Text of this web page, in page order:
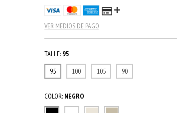
VER MEDIOS DE PAGO
TALLE: 95
95
100 105 90
COLOR: NEGRO